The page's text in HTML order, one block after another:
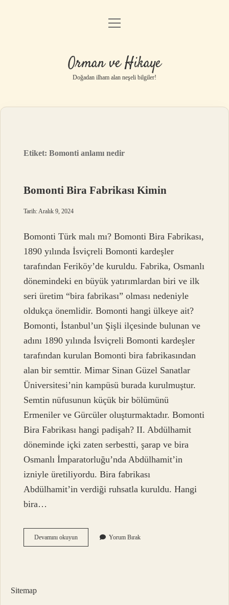
Anasayfa
Yasal Uyarı
menüyü
Orman ve Hikaye
Doğadan ilham alan neşeli bilgiler!
Etiket:Bomonti anlamı nedir
Bomonti Bira Fabrikası Kimin
Tarih: Aralık 9, 2024
Bomonti Türk malı mı? Bomonti Bira Fabrikası,
1890 yılında İsviçreli Bomonti kardeşler
tarafından Feriköy’de kuruldu. Fabrika, Osmanlı
dönemindeki en büyük yatırımlardan biri ve ilk
seri üretim “bira fabrikası” olması nedeniyle
oldukça önemlidir. Bomonti hangi ülkeye ait?
Bomonti, İstanbul’un Şişli ilçesinde bulunan ve
adını 1890 yılında İsviçreli Bomonti kardeşler
tarafından kurulan Bomonti bira fabrikasından
alan bir semttir. Mimar Sinan Güzel Sanatlar
Üniversitesi’nin kampüsü burada kurulmuştur.
Semtin nüfusunun küçük bir bölümünü
Ermeniler ve Gürcüler oluşturmaktadır. Bomonti
Bira Fabrikası hangi padişah? II. Abdülhamit
döneminde içki zaten serbestti, şarap ve bira
Osmanlı İmparatorluğu’nda Abdülhamit’in
izniyle üretiliyordu. Bira fabrikası
Abdülhamit’in verdiği ruhsatla kuruldu. Hangi
bira…
Devamını okuyunBomonti
Bira
Yorum Bırak
Sitemap